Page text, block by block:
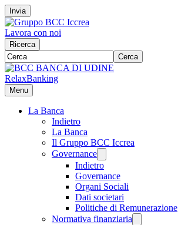
Invia
Lavora con noi
Ricerca
Cerca
RelaxBanking
Menu
La Banca
Indietro
La Banca
Il Gruppo BCC Iccrea
Governance
Indietro
Governance
Organi Sociali
Dati societari
Politiche di Remunerazione
Normativa finanziaria